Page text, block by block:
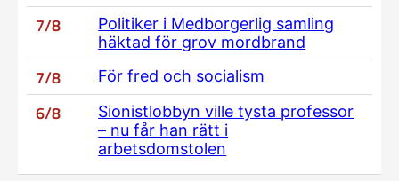
7/8
Politiker i Medborgerlig samling
häktad för grov mordbrand
7/8 För fred och socialism
6/8
Sionistlobbyn ville tysta professor
– nu får han rätt i
arbetsdomstolen